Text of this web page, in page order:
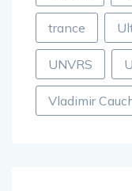
trance
UNVRS
Vladimir